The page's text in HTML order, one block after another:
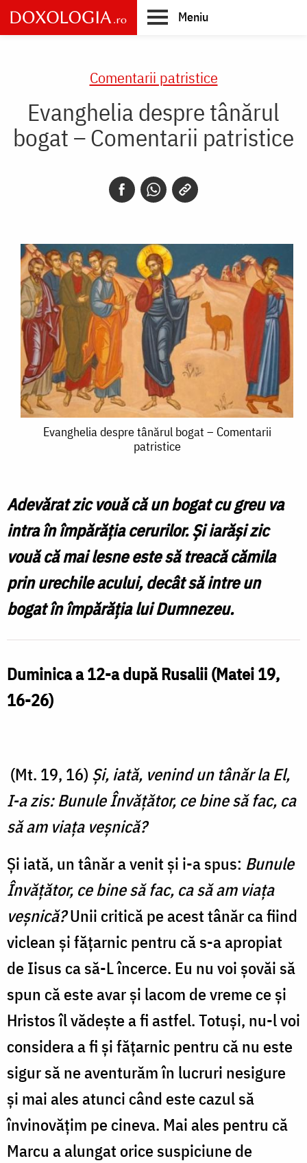
Skip
to
main
Meniu
Comentarii patristice
Evanghelia despre tânărul
bogat – Comentarii patristice
Evanghelia
bogat
–
Comentarii
patristice
Evanghelia despre tânărul bogat – Comentarii
patristice
Adevărat zic vouă că un bogat cu greu va
intra în împărăţia cerurilor. Şi iarăşi zic
vouă că mai lesne este să treacă cămila
prin urechile acului, decât să intre un
bogat în împărăţia lui Dumnezeu.
Duminica a 12-a după Rusalii (Matei 19,
16-26)
(Mt. 19, 16) Şi, iată, venind un tânăr la El,
I-a zis: Bunule Învăţător, ce bine să fac, ca
să am viaţa veşnică?
Și iată, un tânăr a venit și i-a spus: Bunule
Învăţător, ce bine să fac, ca să am viaţa
veşnică?Unii critică pe acest tânăr ca fiind
viclean și fățarnic pentru că s-a apropiat
de Iisus ca să-L încerce. Eu nu voi șovăi să
spun că este avar și lacom de vreme ce și
Hristos îl vădește a fi astfel. Totuși, nu-l voi
considera a fi și fățarnic pentru că nu este
sigur să ne aventurăm în lucruri nesigure
și mai ales atunci când este cazul să
învinovățim pe cineva. Mai ales pentru că
Marcu a alungat orice suspiciune de